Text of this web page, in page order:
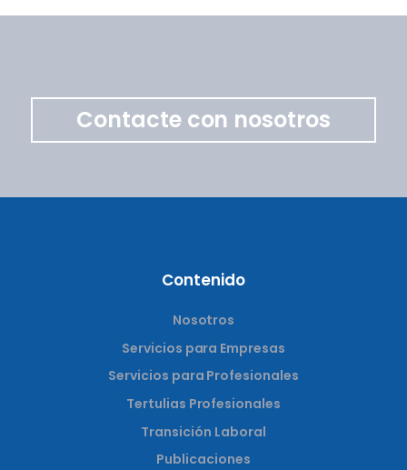
Contacte con nosotros
Contenido
Nosotros
Servicios para Empresas
Servicios para Profesionales
Tertulias Profesionales
Transición Laboral
Publicaciones